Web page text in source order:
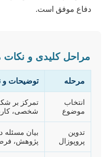
دفاع موفق است.
مراحل کلیدی و نکات
مرحله توضیحات و
انتخاب
موضوع
تمرکز بر
شخصی،
تدوین
پروپوزال
بیان
پژوهش،